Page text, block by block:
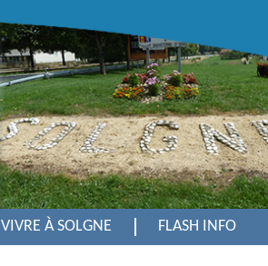
VIVRE À SOLGNE FLASH INFO